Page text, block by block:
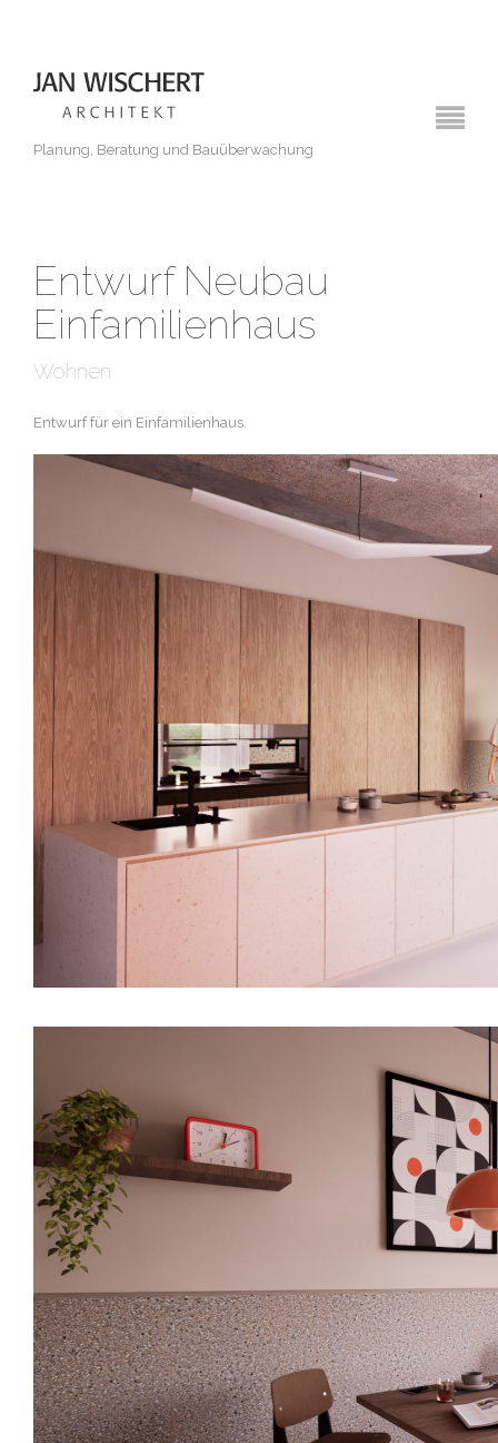
Planung, Beratung und Bauüberwachung
Entwurf Neubau
Einfamilienhaus
Wohnen
Entwurf für ein Einfamilienhaus.